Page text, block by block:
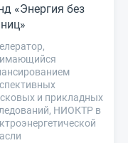
«Энергия без
и прикладных
НИОКТР в